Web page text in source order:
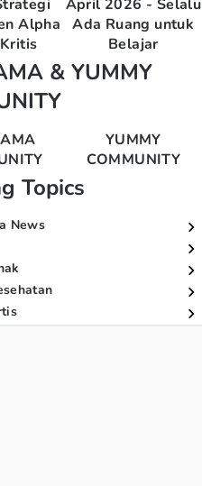
Alpha
April 2026 - Selalu
Ada Ruang untuk
Belajar
& YUMMY
YUMMY
COMMUNITY
Topics
News